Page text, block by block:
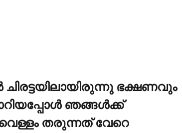
ഭക്ഷണവും
ഞങ്ങള്‍ക്ക്
വെള്ളം തരുന്നത് വേറെ